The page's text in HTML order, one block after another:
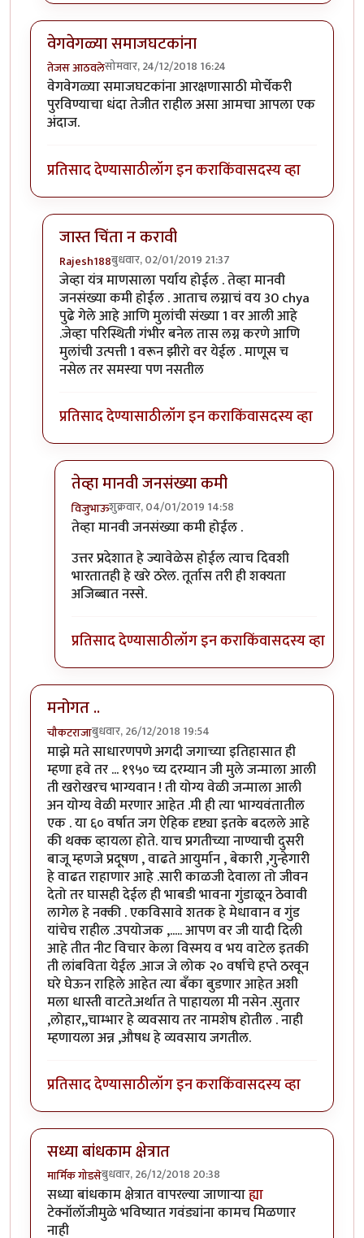
वेगवेगळ्या समाजघटकांना
तेजस आठवलेसोमवार, 24/12/2018 16:24
वेगवेगळ्या समाजघटकांना आरक्षणासाठी मोर्चेकरी
पुरविण्याचा धंदा तेजीत राहील असा आमचा आपला एक
अंदाज.
प्रतिसाद देण्यासाठीलॉग इन कराकिंवासदस्य व्हा
जास्त चिंता न करावी
Rajesh188बुधवार, 02/01/2019 21:37
In reply toवेगवेगळ्या समाजघटकांनाbyतेजस आठवले
जेव्हा यंत्र माणसाला पर्याय होईल . तेव्हा मानवी
जनसंख्या कमी होईल . आताच लग्नाचं वय 30 chya
पुढे गेले आहे आणि मुलांची संख्या 1 वर आली आहे
.जेव्हा परिस्थिती गंभीर बनेल तास लग्न करणे आणि
मुलांची उत्पत्ती 1 वरून झीरो वर येईल . माणूस च
नसेल तर समस्या पण नसतील
प्रतिसाद देण्यासाठीलॉग इन कराकिंवासदस्य व्हा
तेव्हा मानवी जनसंख्या कमी
विजुभाऊशुक्रवार, 04/01/2019 14:58
In reply toजास्त चिंता न करावीby
तेव्हा मानवी जनसंख्या कमी होईल .
उत्तर प्रदेशात हे ज्यावेळेस होईल त्याच दिवशी
भारतातही हे खरे ठरेल. तूर्तास तरी ही शक्यता
अजिब्बात नस्से.
प्रतिसाद देण्यासाठीलॉग इन कराकिंवासदस्य व्हा
मनोगत ..
चौकटराजाबुधवार, 26/12/2018 19:54
माझे मते साधारणपणे अगदी जगाच्या इतिहासात ही
म्हणा हवे तर ... १९५० च्य दरम्यान जी मुले जन्माला आली
ती खरोखरच भाग्यवान ! ती योग्य वेळी जन्माला आली
अन योग्य वेळी मरणार आहेत .मी ही त्या भाग्यवंतातील
एक . या ६० वर्षात जग ऐहिक दृष्ट्या इतके बदलले आहे
की थक्क व्हायला होते. याच प्रगतीच्या नाण्याची दुसरी
बाजू म्हणजे प्रदूषण , वाढते आयुर्मान , बेकारी ,गुन्हेगारी
हे वाढत राहाणार आहे .सारी काळजी देवाला तो जीवन
देतो तर घासही देईल ही भाबडी भावना गुंडाळून ठेवावी
लागेल हे नक्की . एकविसावे शतक हे मेधावान व गुंड
यांचेच राहील .उपयोजक ,..... आपण वर जी यादी दिली
आहे तीत नीट विचार केला विस्मय व भय वाटेल इतकी
ती लांबविता येईल .आज जे लोक २० वर्षाचे हप्ते ठरवून
घरे घेऊन राहिले आहेत त्या बँका बुडणार आहेत अशी
मला धास्ती वाटते.अर्थात ते पाहायला मी नसेन .सुतार
,लोहार,,चाम्भार हे व्यवसाय तर नामशेष होतील . नाही
म्हणायला अन्न ,औषध हे व्यवसाय जगतील.
प्रतिसाद देण्यासाठीलॉग इन कराकिंवासदस्य व्हा
सध्या बांधकाम क्षेत्रात
मार्मिक गोडसेबुधवार, 26/12/2018 20:38
सध्या बांधकाम क्षेत्रात वापरल्या जाणाऱ्याह्या
टेक्नॉलॉजीमुळे भविष्यात गवंड्यांना कामच मिळणार
नाही